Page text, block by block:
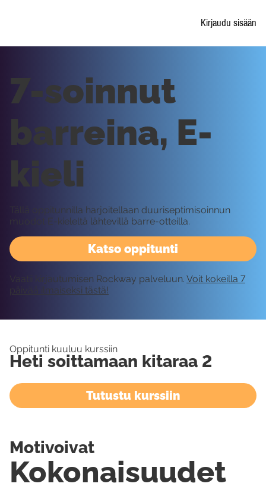
Kirjaudu sisään
Katso oppitunti
7-soinnut
barreina, E-
kieli
Tällä oppitunnilla harjoitellaan duuriseptimisoinnun
muodot E-kieleltä lähtevillä barre-otteilla.
Vaatii kirjautumisen Rockway palveluun. Voit kokeilla 7
päivää ilmaiseksi tästä!
Oppitunti kuuluu kurssiin
Heti soittamaan kitaraa 2
Tutustu kurssiin
Kokonaisuudet
Motivoivat